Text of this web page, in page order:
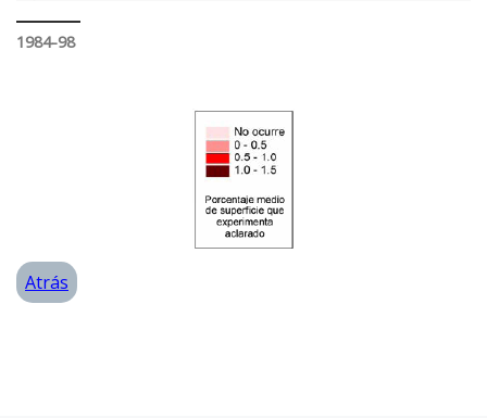
1984-98
Atrás